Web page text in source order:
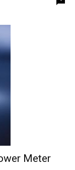
Meter